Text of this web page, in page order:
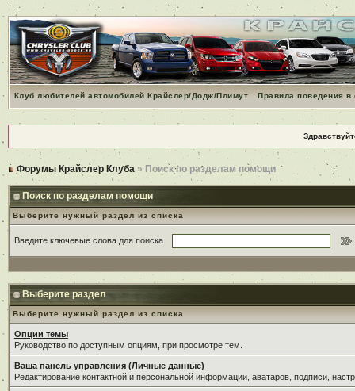
Клуб любителей автомобилей Крайслер/Додж/Плимут Правила поведения
Форумы Крайслер Клуба » Поиск по разделам помощи
Поиск по разделам помощи
Выберите нужный раздел из списка
Введите ключевые слова для поиска
Выберите раздел
Выберите нужный раздел из списка
Опции темы
Руководство по доступным опциям, при просмотре тем.
Ваша панель управления (Личные данные)
Редактирование контактной и персональной информации, аватаров, подписи,